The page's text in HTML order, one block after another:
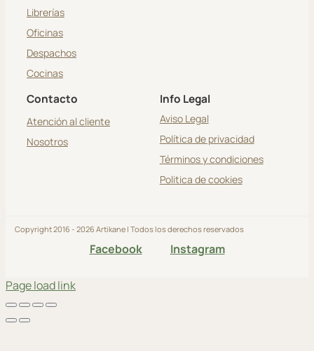
Librerías
Oficinas
Despachos
Cocinas
Contacto
Atención al cliente
Nosotros
Info Legal
Aviso Legal
Política de privacidad
Términos y condiciones
Politica de cookies
Copyright 2016 - 2026 Artikane | Todos los derechos reservados
Facebook Instagram
Page load link